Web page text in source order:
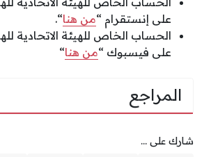
على إنستقرام “من هنا“.
الحساب الخاص للهيئة الاتحادية
على فيسبوك “من هنا“
المراجع
شارك على ...